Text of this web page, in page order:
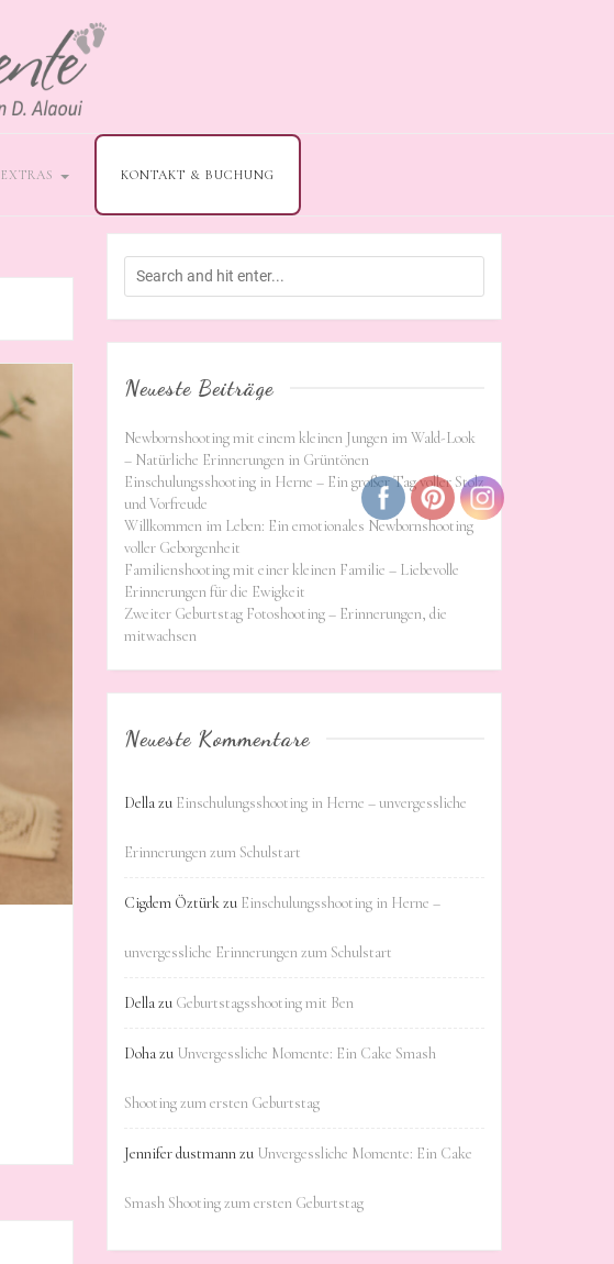
EXTRAS KONTAKT & BUCHUNG
Neueste Beiträge
Newbornshooting mit einem kleinen Jungen im Wald-Look
– Natürliche Erinnerungen in Grüntönen
Einschulungsshooting in Herne – Ein großer Tag voller Stolz
und Vorfreude
Willkommen im Leben: Ein emotionales Newbornshooting
voller Geborgenheit
Familienshooting mit einer kleinen Familie – Liebevolle
Erinnerungen für die Ewigkeit
Zweiter Geburtstag Fotoshooting – Erinnerungen, die
mitwachsen
Neueste Kommentare
Dellazu Einschulungsshooting in Herne – unvergessliche
Erinnerungen zum Schulstart
Cigdem Öztürkzu Einschulungsshooting in Herne –
unvergessliche Erinnerungen zum Schulstart
Dellazu Geburtstagsshooting mit Ben
Dohazu Unvergessliche Momente: Ein Cake Smash
Shooting zum ersten Geburtstag
Jennifer dustmannzu Unvergessliche Momente: Ein Cake
Smash Shooting zum ersten Geburtstag